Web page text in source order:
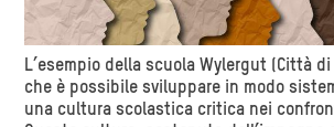
L’esempio della scuola Wylergut (Città
che è possibile sviluppare in modo
una cultura scolastica critica nei